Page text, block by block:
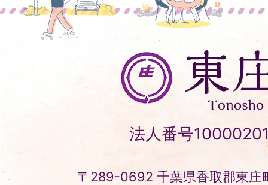
東
庄
町
Tonosho
Town
法人番号
〒289-0692 千葉県香取郡東庄